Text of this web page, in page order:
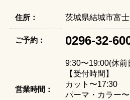
住所： 茨城県結城市富
ご予約： 0296-32-
営業時間：
9:30〜19:00(休
【受付時間】
カット〜17:30
パーマ・カラー